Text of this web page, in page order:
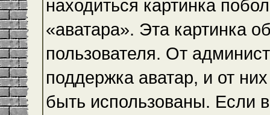
находиться картинка
«аватара». Эта картинка
пользователя. От
поддержка аватар, и от
быть использованы. Если